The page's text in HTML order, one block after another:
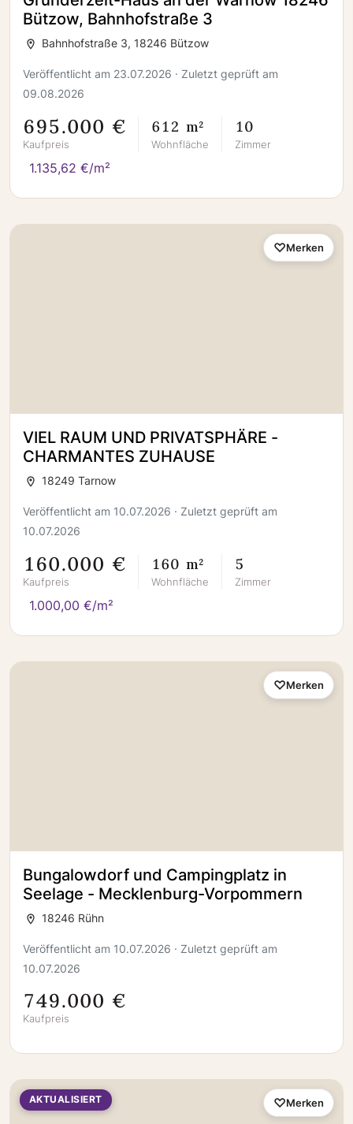
Bützow, Bahnhofstraße 3
Bahnhofstraße 3, 18246 Bützow
Veröffentlicht am 23.07.2026 · Zuletzt geprüft am
09.08.2026
695.000 €
Kaufpreis
612 m²
Wohnfläche
10
Zimmer
1.135,62 €/m²
VIEL RAUM UND PRIVATSPHÄRE -
CHARMANTES ZUHAUSE
18249 Tarnow
Veröffentlicht am 10.07.2026 · Zuletzt geprüft am
10.07.2026
160.000 €
Kaufpreis
160 m²
Wohnfläche
5
Zimmer
1.000,00 €/m²
Merken
Bungalowdorf und Campingplatz in
Seelage - Mecklenburg-Vorpommern
18246 Rühn
Veröffentlicht am 10.07.2026 · Zuletzt geprüft am
10.07.2026
749.000 €
Kaufpreis
Merken
AKTUALISIERT Merken